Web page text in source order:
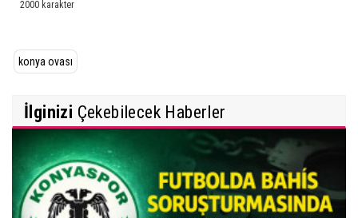
konya ovası
İlginizi Çekebilecek Haberler